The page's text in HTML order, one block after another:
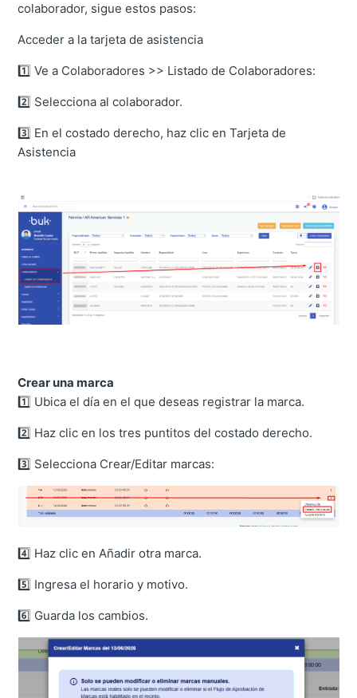
colaborador, sigue estos pasos:
Acceder a la tarjeta de asistencia
1️⃣ Ve a Colaboradores >> Listado de Colaboradores:
2️⃣ Selecciona al colaborador.
3️⃣ En el costado derecho, haz clic en Tarjeta de
Asistencia
Crear una marca
1️⃣ Ubica el día en el que deseas registrar la marca.
2️⃣ Haz clic en los tres puntitos del costado derecho.
3️⃣ Selecciona Crear/Editar marcas:
4️⃣ Haz clic en Añadir otra marca.
5️⃣ Ingresa el horario y motivo.
6️⃣ Guarda los cambios.